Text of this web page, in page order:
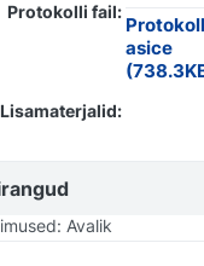
Protokolli fail:
asice
Lisamaterjalid:
Avalik